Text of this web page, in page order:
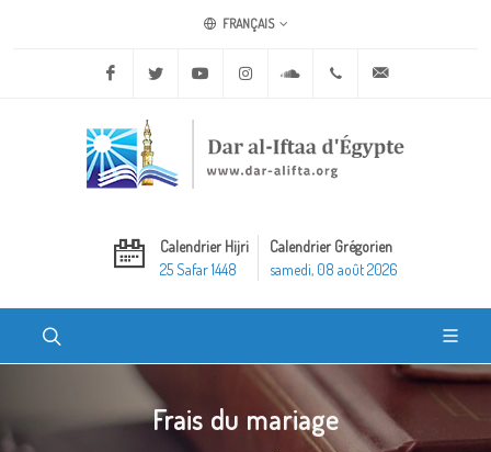
FRANÇAIS
Facebook Twitter Youtube Instagram Soundcloud+20 2 25970400
Calendrier Hijri
25 Safar 1448
Calendrier Grégorien
samedi, 08 août 2026
Frais du mariage